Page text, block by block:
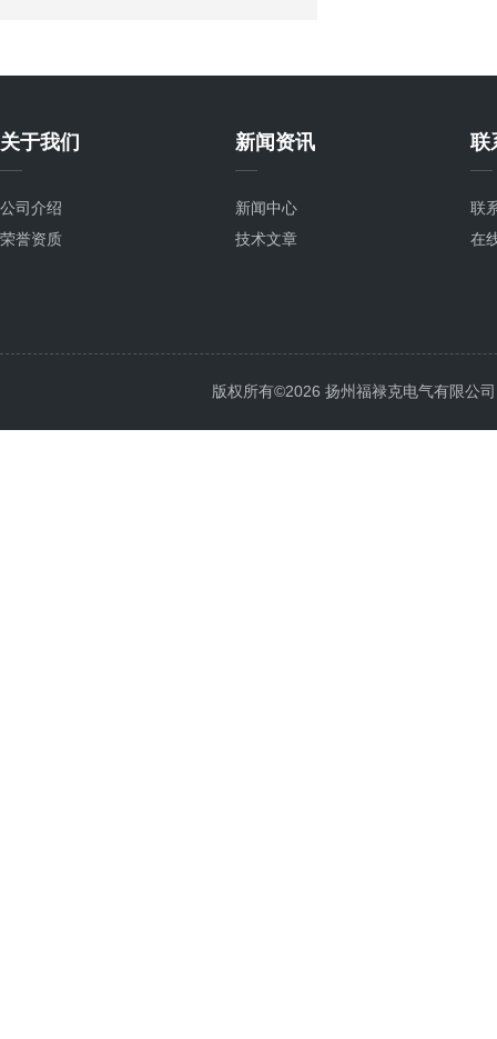
关于我们
公司介绍
荣誉资质
新闻资讯
新闻中心
技术文章
联
联
在
版权所有©2026 扬州福禄克电气有限公